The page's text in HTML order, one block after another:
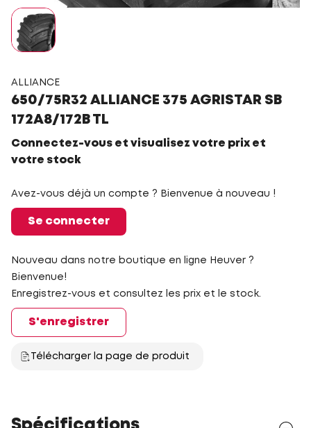
ALLIANCE
650/75R32 ALLIANCE 375 AGRISTAR SB
172A8/172B TL
Connectez-vous et visualisez votre prix et
votre stock
Avez-vous déjà un compte ? Bienvenue à nouveau !
Se connecter
Nouveau dans notre boutique en ligne Heuver ?
Bienvenue!
Enregistrez-vous et consultez les prix et le stock.
S'enregistrer
Télécharger la page de produit